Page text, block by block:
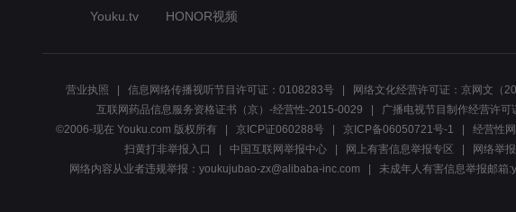
Youku.tv HONOR视频
营业执照 信息网络传播视听节目许可证：0108283号 网络文化经营许可证：京网文（
互联网药品信息服务资格证书（京）-经营性-2015-0029
广播电视节目制作经营许
©2006-现在 Youku.com 版权所有
京ICP证060288号 京ICP备06050721号-1 经营性
扫黄打非举报入口
中国互联网举报中心 网上有害信息举报专区 网络举
网络内容从业者违规举报：youkujubao-zx@alibaba-inc.com
未成年人有害信息举报邮